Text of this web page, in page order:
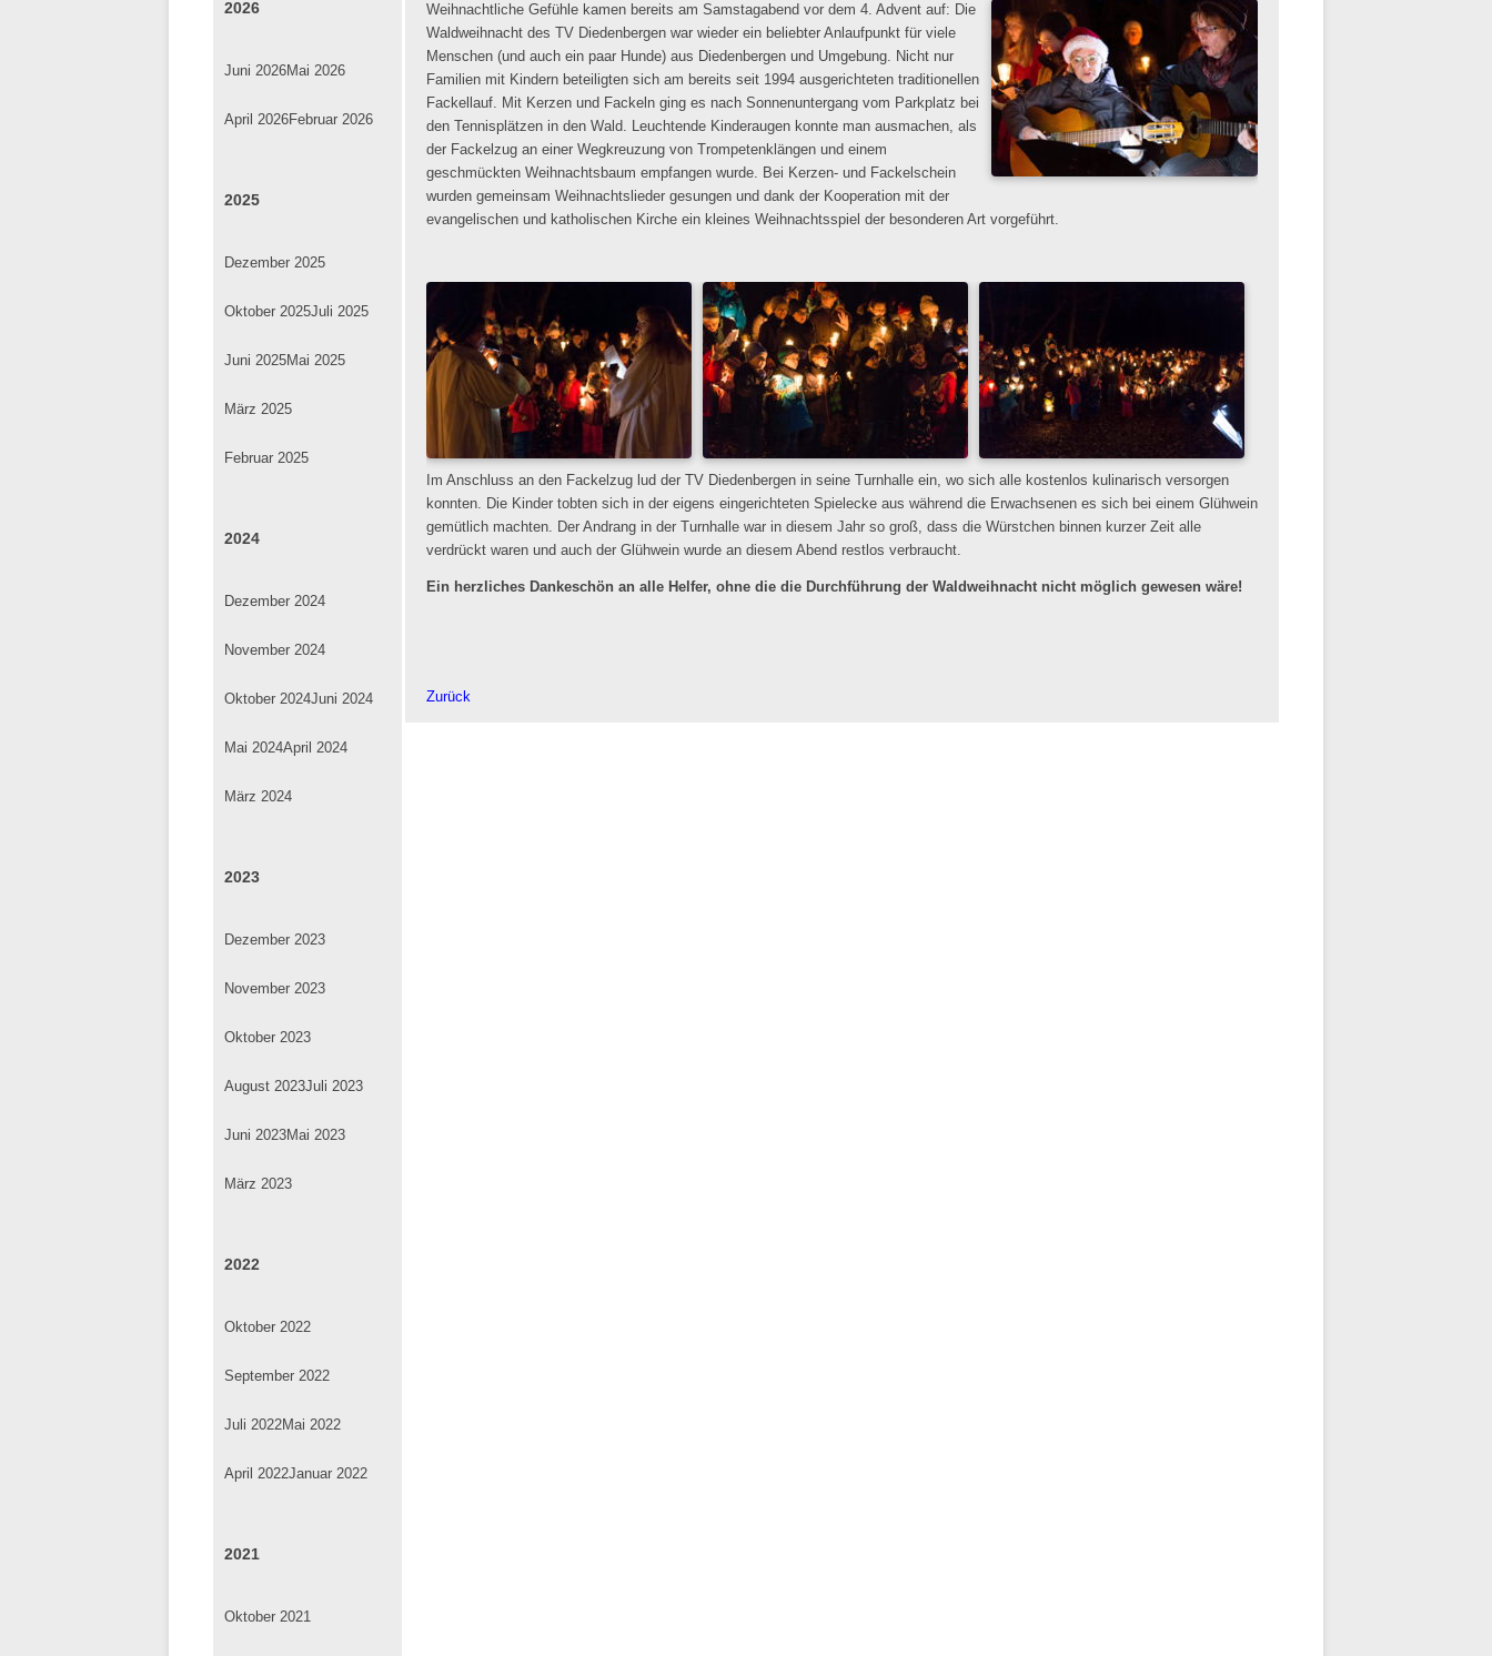
Weihnachtliche Gefühle kamen bereits am Samstagabend vor dem 4. Advent auf: Die
Waldweihnacht des TV Diedenbergen war wieder ein beliebter Anlaufpunkt für viele
Menschen (und auch ein paar Hunde) aus Diedenbergen und Umgebung. Nicht nur
Familien mit Kindern beteiligten sich am bereits seit 1994 ausgerichteten traditionellen
Fackellauf. Mit Kerzen und Fackeln ging es nach Sonnenuntergang vom Parkplatz bei
den Tennisplätzen in den Wald. Leuchtende Kinderaugen konnte man ausmachen, als
der Fackelzug an einer Wegkreuzung von Trompetenklängen und einem
geschmückten Weihnachtsbaum empfangen wurde. Bei Kerzen- und Fackelschein
wurden gemeinsam Weihnachtslieder gesungen und dank der Kooperation mit der
evangelischen und katholischen Kirche ein kleines Weihnachtsspiel der besonderen Art vorgeführt.
Im Anschluss an den Fackelzug lud der TV Diedenbergen in seine Turnhalle ein, wo sich alle kostenlos kulinarisch versorgen
konnten. Die Kinder tobten sich in der eigens eingerichteten Spielecke aus während die Erwachsenen es sich bei einem Glühwein
gemütlich machten. Der Andrang in der Turnhalle war in diesem Jahr so groß, dass die Würstchen binnen kurzer Zeit alle
verdrückt waren und auch der Glühwein wurde an diesem Abend restlos verbraucht.
Ein herzliches Dankeschön an alle Helfer, ohne die die Durchführung der Waldweihnacht nicht möglich gewesen wäre!
Zurück
2026
Juni 2026Mai 2026
April 2026Februar 2026
2025
Dezember 2025
Oktober 2025Juli 2025
Juni 2025Mai 2025
März 2025
Februar 2025
2024
Dezember 2024
November 2024
Oktober 2024Juni 2024
Mai 2024April 2024
März 2024
2023
Dezember 2023
November 2023
Oktober 2023
August 2023Juli 2023
Juni 2023Mai 2023
März 2023
2022
Oktober 2022
September 2022
Juli 2022Mai 2022
April 2022Januar 2022
2021
Oktober 2021